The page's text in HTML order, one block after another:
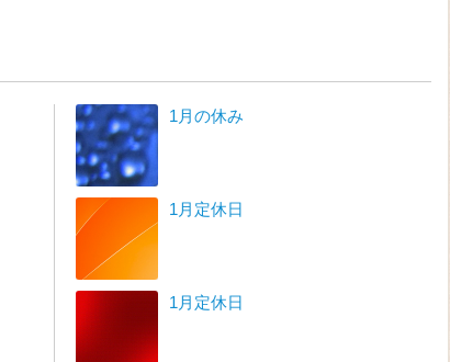
1月の休み
1月定休日
1月定休日